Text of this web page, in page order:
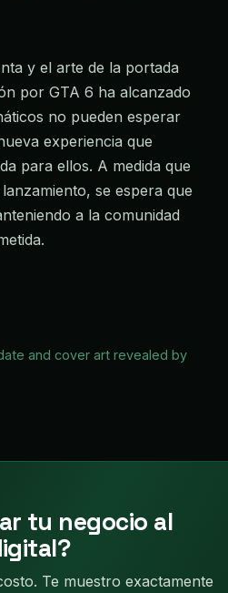
y el arte de la portada
por GTA 6 ha alcanzado
no pueden esperar
experiencia que
para ellos. A medida que
se espera que
a la comunidad
and cover art revealed by
tu negocio al
Te muestro exactamente